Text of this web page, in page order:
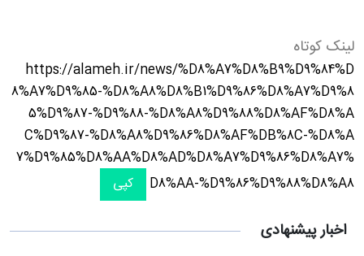
لینک کوتاه
https://alameh.ir/news/%D8%A7%D8%B9%D9%84%D
8%A7%D9%85-%D8%A8%D8%B1%D9%86%D8%A7%D9%8
5%D9%87-%D9%88-%D8%A8%D9%88%D8%AF%D8%A
C%D9%87-%D8%A8%D9%86%D8%AF%DB%8C-%D8%A
7%D9%85%D8%AA%D8%AD%D8%A7%D9%86%D8%A7%
D8%AA-%D9%86%D9%88%D8%A8
کپی
اخبار پیشنهادی